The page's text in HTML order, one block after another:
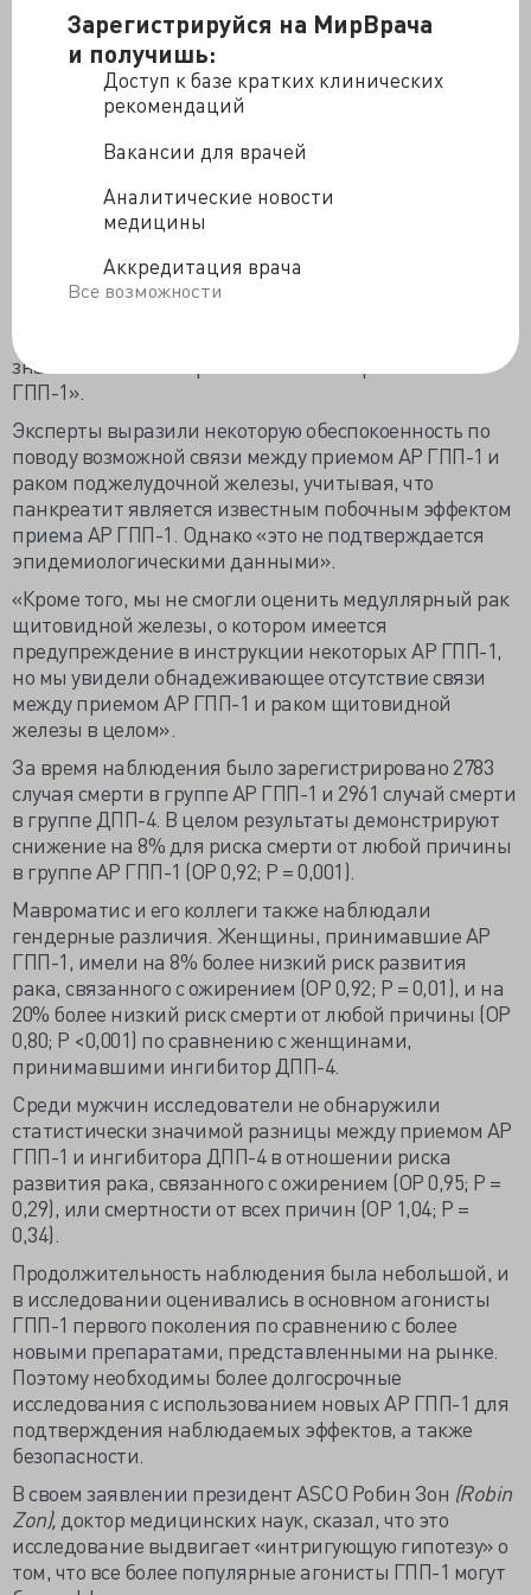
Зарегистрируйся на МирВрача
и получишь:
Доступ к базе кратких клинических
рекомендаций
Вакансии для врачей
Аналитические новости
медицины
Аккредитация врача
Все возможности
ожирением, в группе АР ГПП-1 (отношение рисков
[ОР], 0,93).
При анализе каждого из 14 видов рака, связанных с
ожирением, защитная связь между приемом АР ГПП-1
и развитием рака в первую очередь была выражена
для рака толстой и прямой кишки. В группе АР ГПП-1
риск развития рака толстой кишки был на 16% ниже
(ОР 0,84), а риск развития рака прямой кишки — на
«Ни один другой вид рака не имел статистически
что ни один вид рака не имел статистически
значимой неблагоприятной связи с приемом АР
ГПП-1».
Эксперты выразили некоторую обеспокоенность по
поводу возможной связи между приемом АР ГПП-1 и
раком поджелудочной железы, учитывая, что
панкреатит является известным побочным эффектом
приема АР ГПП-1. Однако «это не подтверждается
эпидемиологическими данными».
«Кроме того, мы не смогли оценить медуллярный рак
щитовидной железы, о котором имеется
предупреждение в инструкции некоторых АР ГПП-1,
но мы увидели обнадеживающее отсутствие связи
между приемом АР ГПП-1 и раком щитовидной
железы в целом».
За время наблюдения было зарегистрировано 2783
случая смерти в группе АР ГПП-1 и 2961 случай смерти
в группе ДПП-4. В целом результаты демонстрируют
снижение на 8% для риска смерти от любой причины
в группе АР ГПП-1 (ОР 0,92; Р = 0,001).
Мавроматис и его коллеги также наблюдали
гендерные различия. Женщины, принимавшие АР
ГПП-1, имели на 8% более низкий риск развития
рака, связанного с ожирением (ОР 0,92; Р = 0,01), и на
20% более низкий риск смерти от любой причины (ОР
0,80; Р <0,001) по сравнению с женщинами,
принимавшими ингибитор ДПП-4.
Среди мужчин исследователи не обнаружили
статистически значимой разницы между приемом АР
ГПП-1 и ингибитора ДПП-4 в отношении риска
развития рака, связанного с ожирением (ОР 0,95; Р =
0,29), или смертности от всех причин (ОР 1,04; Р =
0,34).
Продолжительность наблюдения была небольшой, и
в исследовании оценивались в основном агонисты
ГПП-1 первого поколения по сравнению с более
новыми препаратами, представленными на рынке.
Поэтому необходимы более долгосрочные
исследования с использованием новых АР ГПП-1 для
подтверждения наблюдаемых эффектов, а также
безопасности.
В своем заявлении президент ASCO Робин Зон (Robin
Zon), доктор медицинских наук, сказал, что это
исследование выдвигает «интригующую гипотезу» о
том, что все более популярные агонисты ГПП-1 могут